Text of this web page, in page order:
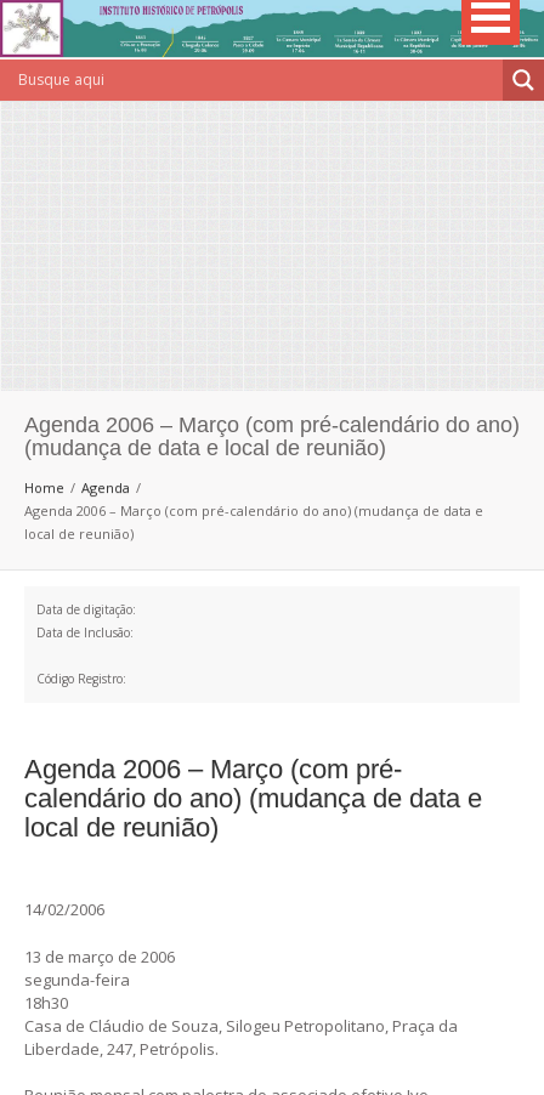
Agenda 2006 – Março (com pré-calendário do ano)
(mudança de data e local de reunião)
Home
Agenda
Agenda 2006 – Março (com pré-calendário do ano) (mudança de data e
local de reunião)
Data de digitação:
Data de Inclusão:
Código Registro:
Agenda 2006 – Março (com pré-
calendário do ano) (mudança de data e
local de reunião)
14/02/2006
13 de março de 2006
segunda-feira
18h30
Casa de Cláudio de Souza, Silogeu Petropolitano, Praça da
Liberdade, 247, Petrópolis.